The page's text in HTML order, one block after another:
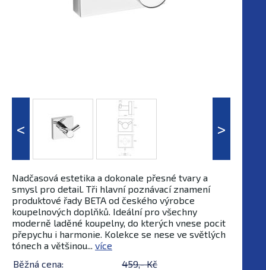
Nadčasová estetika a dokonale přesné tvary a
smysl pro detail. Tři hlavní poznávací znamení
produktové řady BETA od českého výrobce
koupelnových doplňků. Ideální pro všechny
moderně laděné koupelny, do kterých vnese pocit
přepychu i harmonie. Kolekce se nese ve světlých
tónech a většinou... více
Běžná cena:
459,- Kč